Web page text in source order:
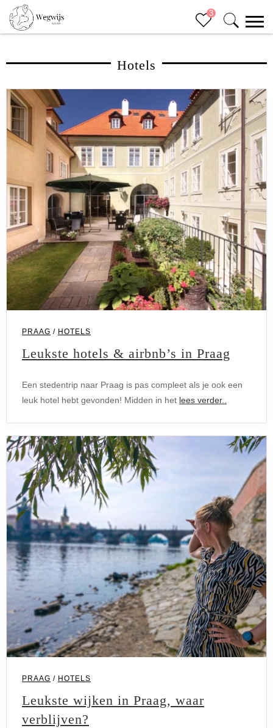
Hotels
3
Hotels
PRAAG / HOTELS
Leukste hotels & airbnb’s in Praag
Een stedentrip naar Praag is pas compleet als je ook een
leuk hotel hebt gevonden! Midden in het lees verder..
PRAAG / HOTELS
Leukste wijken in Praag, waar
verblijven?